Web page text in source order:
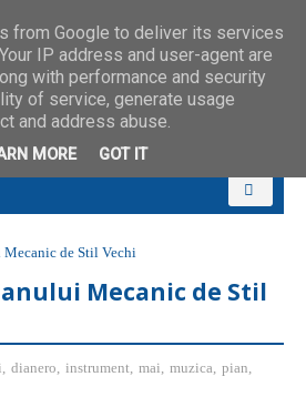
de Stil Vechi
Mecanic de Stil
, dianero, instrument, mai, muzica, pian,
from Google to deliver its services
IP address and user-agent are
with performance and security
of service, generate usage
and address abuse.
MORE GOT IT